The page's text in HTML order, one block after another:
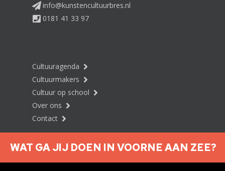
info@kunstencultuurbres.nl
0181 41 33 97
Cultuuragenda
Cultuurmakers
Cultuur op school
Over ons
Contact
WAT GA JIJ DOEN IN VOORNE AAN ZEE?